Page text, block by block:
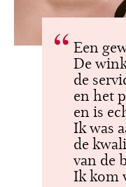
Een
De
de
en het
en is
Ik was
de
van de
Ik kom